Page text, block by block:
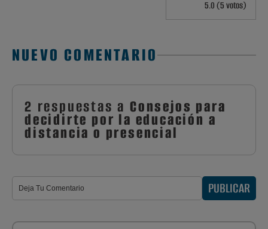
5.0 (5 votos)
NUEVO COMENTARIO
2 respuestas a Consejos para
decidirte por la educación a
distancia o presencial
PUBLICAR